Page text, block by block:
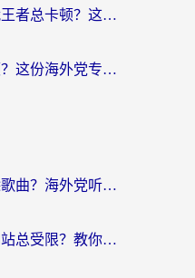
国外打穿越火线：枪战王者总卡顿？这篇加速器推荐下载指南帮你解决延迟难题
国外玩荒野乱斗总卡顿？这份海外党专属的国服游戏加速攻略请收好
酷狗权限受限无法删除歌曲？海外党听国内音乐的终极解决方案来了
海外看国内电视剧的网站总受限？教你选对回国加速器，轻松追热剧